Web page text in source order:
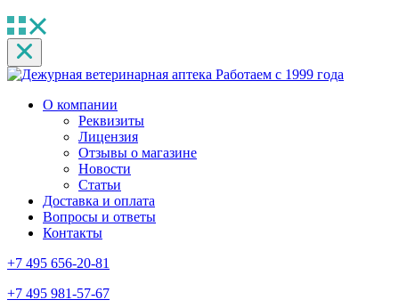
Работаем с 1999 года
О компании
Реквизиты
Лицензия
Отзывы о магазине
Новости
Статьи
Доставка и оплата
Вопросы и ответы
Контакты
+7 495 656-20-81
+7 495 981-57-67